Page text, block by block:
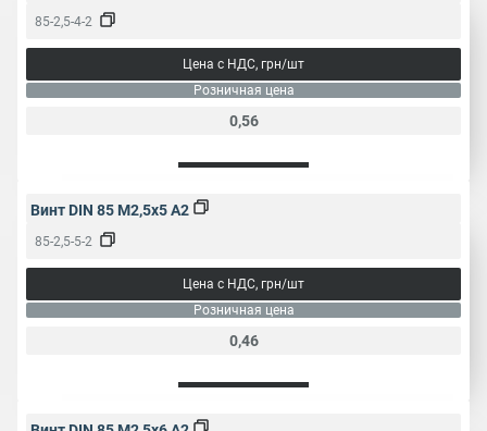
85-2,5-4-2
Цена с НДС, грн/шт
Розничная цена
0,56
Винт DIN 85 M2,5x5 A2
85-2,5-5-2
Цена с НДС, грн/шт
Розничная цена
0,46